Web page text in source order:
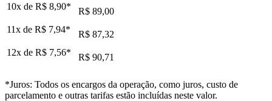
10x de R$ 8,90*
R$ 89,00
11x de R$ 7,94*
R$ 87,32
12x de R$ 7,56* R$ 90,71
*Juros: Todos os encargos da operação, como juros, custo de
parcelamento e outras tarifas estão incluídas neste valor.